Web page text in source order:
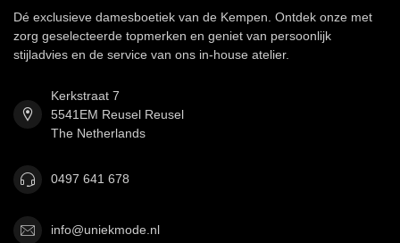
Dé exclusieve damesboetiek van de Kempen. Ontdek onze met
zorg geselecteerde topmerken en geniet van persoonlijk
stijladvies en de service van ons in-house atelier.
Kerkstraat 7
5541EM Reusel Reusel
The Netherlands
0497 641 678
info@uniekmode.nl